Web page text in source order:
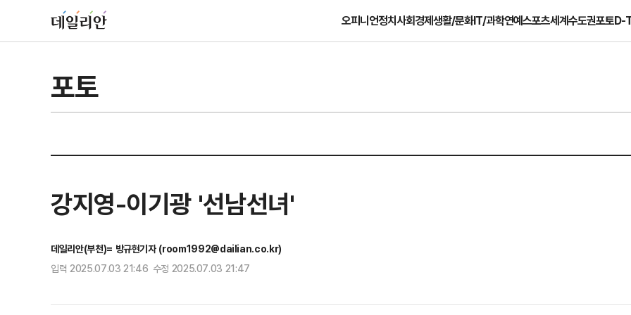
오피니언정치사회경제생활/문화IT/과학연예스포츠세계수도권포토D-
포토
강지영-이기광 '선남선녀'
데일리안(부천)= 방규현기자 (room1992@dailian.co.kr)
입력 2025.07.03 21:46 수정 2025.07.03 21:47